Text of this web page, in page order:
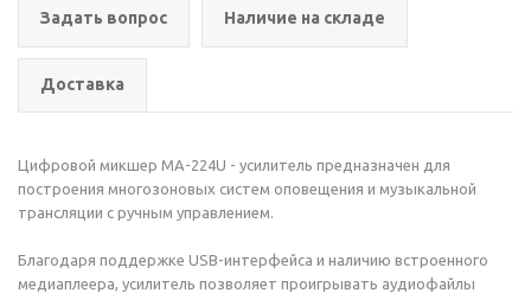
Задать вопрос Наличие на складе
Доставка
Цифровой микшер MA-224U - усилитель предназначен для
построения многозоновых систем оповещения и музыкальной
трансляции с ручным управлением.
Благодаря поддержке USB-интерфейса и наличию встроенного
медиаплеера, усилитель позволяет проигрывать аудиофайлы